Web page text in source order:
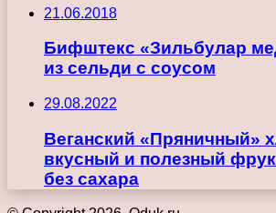
21.06.2018
Бифштекс «Зильбулар
из сельди с соусом
29.08.2022
Веганский «Пряничный»
вкусный и полезный
без сахара